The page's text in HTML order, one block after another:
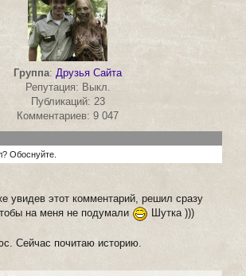
Группа: Друзья Сайта
Репутация: Выкл.
Публикаций: 23
Комментариев: 9 047
Обоснуйте.
увидев этот комментарий, решил сразу
на меня не подумали
Шутка )))
Сейчас почитаю историю.